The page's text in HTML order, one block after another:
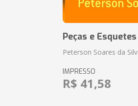
Peças e
Peterson Soares da
IMPRESSO
R$ 41,58